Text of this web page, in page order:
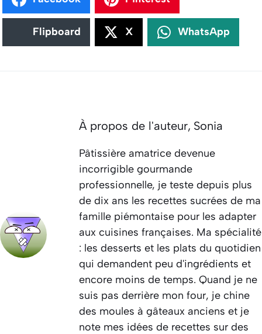
Flipboard X WhatsApp
À propos de l'auteur, Sonia
Pâtissière amatrice devenue
incorrigible gourmande
professionnelle, je teste depuis plus
de dix ans les recettes sucrées de ma
famille piémontaise pour les adapter
aux cuisines françaises. Ma spécialité
: les desserts et les plats du quotidien
qui demandent peu d'ingrédients et
encore moins de temps. Quand je ne
suis pas derrière mon four, je chine
des moules à gâteaux anciens et je
note mes idées de recettes sur des